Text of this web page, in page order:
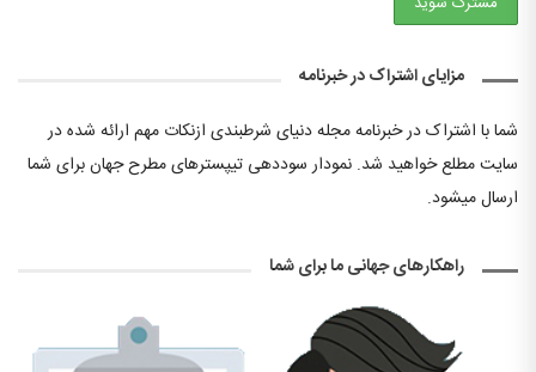
مزایای اشتراک در خبرنامه
شما با اشتراک در خبرنامه مجله دنیای شرطبندی ازنکات مهم ارائه شده در
سایت مطلع خواهید شد. نمودار سوددهی تیپسترهای مطرح جهان برای شما
ارسال میشود.
راهکارهای جهانی ما برای شما